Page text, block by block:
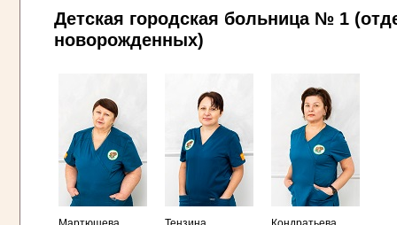
Детская городская больница № 1
новорожденных)